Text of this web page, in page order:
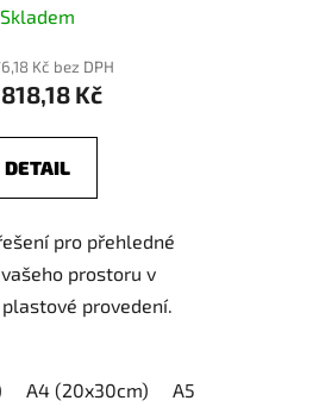
Skladem
Kč bez DPH
818,18 Kč
DETAIL
pro přehledné
prostoru v
provedení.
A4 (20x30cm) A5 (15x21cm)